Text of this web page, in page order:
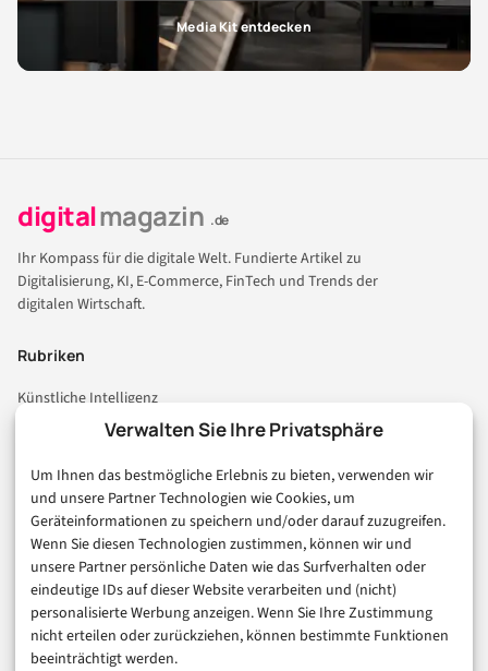
Verwalten Sie Ihre Privatsphäre
Um Ihnen das bestmögliche Erlebnis zu bieten, verwenden wir
und unsere Partner Technologien wie Cookies, um
Geräteinformationen zu speichern und/oder darauf zuzugreifen.
Wenn Sie diesen Technologien zustimmen, können wir und
unsere Partner persönliche Daten wie das Surfverhalten oder
eindeutige IDs auf dieser Website verarbeiten und (nicht)
personalisierte Werbung anzeigen. Wenn Sie Ihre Zustimmung
nicht erteilen oder zurückziehen, können bestimmte Funktionen
beeinträchtigt werden.
Media Kit entdecken
digitalmagazin .de
Ihr Kompass für die digitale Welt. Fundierte Artikel zu
Digitalisierung, KI, E-Commerce, FinTech und Trends der
digitalen Wirtschaft.
Rubriken
Künstliche Intelligenz
Technologie & IT
Consumer & Digital Life
Marketing
Finanzen & FinTech
Business & Karriere
Sicherheit & Recht
Digitalisierung
Marketing